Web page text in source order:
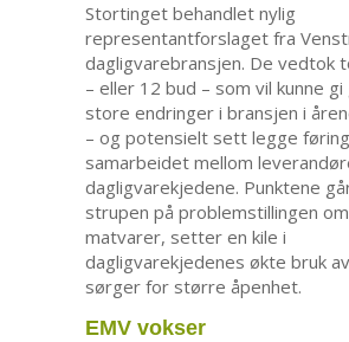
Stortinget behandlet nylig
representantforslaget fra
dagligvarebransjen. De vedtok
– eller 12 bud – som vil kunne gi
store endringer i bransjen i
– og potensielt sett legge
samarbeidet mellom
dagligvarekjedene. Punktene
strupen på problemstillingen
matvarer, setter en kile i
dagligvarekjedenes økte bruk
sørger for større åpenhet.
EMV vokser